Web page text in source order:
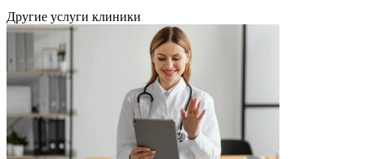
Другие услуги клиники